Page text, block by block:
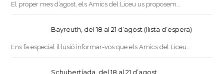
El proper mes d’agost, els Amics del Liceu us proposem…
Bayreuth, del 18 al 21 d’agost (llista d’espera)
Ens fa especial il·lusió informar-vos que els Amics del Liceu…
Schubertíada, del 18 al 21 d’agost